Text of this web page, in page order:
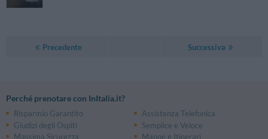
Precedente Successiva
Perché prenotare con InItalia.it?
Risparmio Garantito
Assistenza Telefonica
Giudizi degli Ospiti
Semplice e Veloce
Massima Sicurezza
Mappe e Itinerari